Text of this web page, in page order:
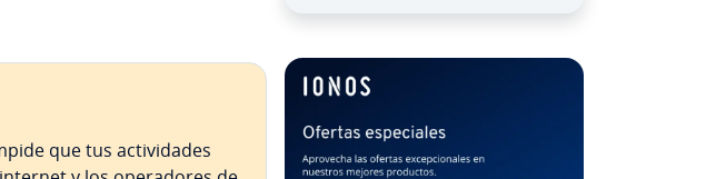
que tus ac­ti­vi­da­des